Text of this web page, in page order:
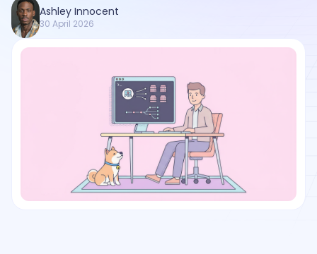
Ashley Innocent
30 April 2026